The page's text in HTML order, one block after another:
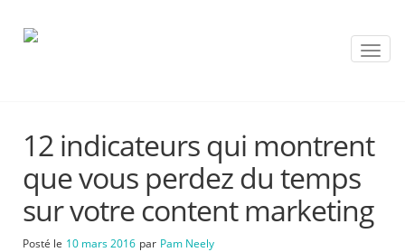
T
e
n
i
g
12 indicateurs qui montrent
que vous perdez du temps
sur votre content marketing
Posté le 10 mars 2016 par Pam Neely